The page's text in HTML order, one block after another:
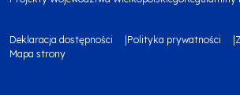
społecznościowe
footer
Menu
Deklaracja dostępności Polityka prywatności
Mapa strony